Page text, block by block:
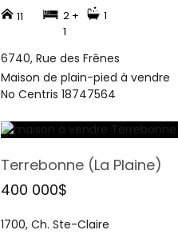
11
2 +
1
1
6740, Rue des Frênes
Maison de plain-pied à vendre
No Centris 18747564
Terrebonne (La Plaine)
400 000$
1700, Ch. Ste-Claire